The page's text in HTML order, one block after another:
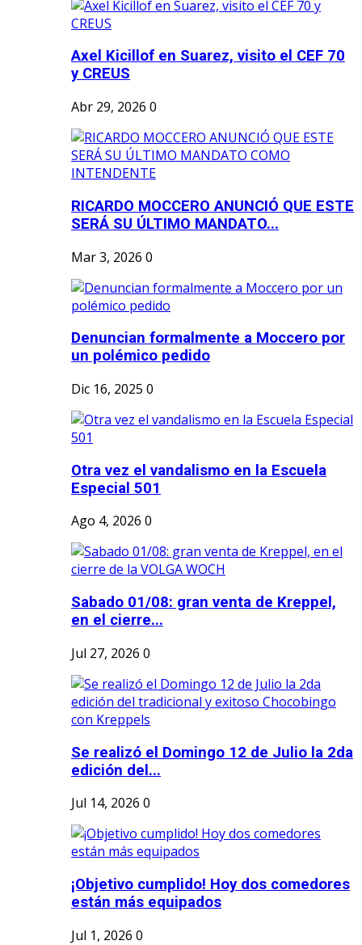
Axel Kicillof en Suarez, visito el CEF 70
y CREUS
Abr 29, 2026 0
RICARDO MOCCERO ANUNCIÓ QUE ESTE
SERÁ SU ÚLTIMO MANDATO...
Mar 3, 2026 0
Denuncian formalmente a Moccero por
un polémico pedido
Dic 16, 2025 0
Otra vez el vandalismo en la Escuela
Especial 501
Ago 4, 2026 0
Sabado 01/08: gran venta de Kreppel,
en el cierre...
Jul 27, 2026 0
Se realizó el Domingo 12 de Julio la 2da
edición del...
Jul 14, 2026 0
¡Objetivo cumplido! Hoy dos comedores
están más equipados
Jul 1, 2026 0